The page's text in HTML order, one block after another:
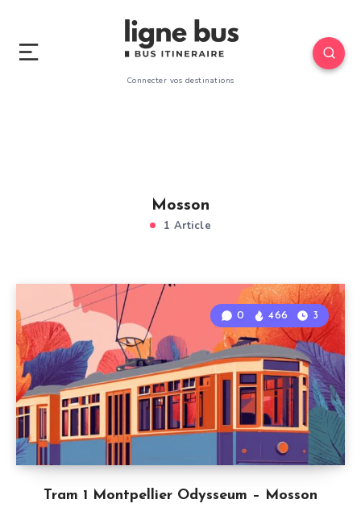
Connecter vos destinations
Mosson
1 Article
Tram 1 Montpellier Odysseum – Mosson
0 466 3